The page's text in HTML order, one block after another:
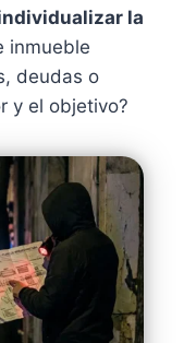
la
inmueble
deudas o
y el objetivo?